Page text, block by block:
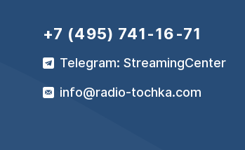
+7 (495) 741-16-71
Telegram: StreamingCenter
info@radio-tochka.com